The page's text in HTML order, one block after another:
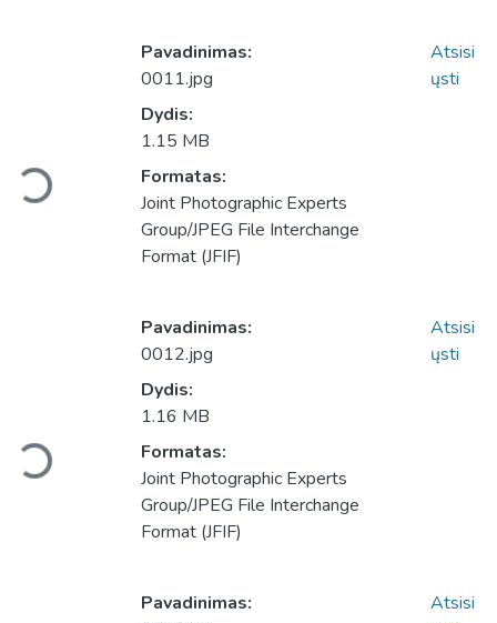
Įkeliama...
Pavadinimas:
0011.jpg
Dydis:
1.15 MB
Formatas:
Joint Photographic Experts
Group/JPEG File Interchange
Format (JFIF)
Atsisi
ųsti
Įkeliama...
Pavadinimas:
0012.jpg
Dydis:
1.16 MB
Formatas:
Joint Photographic Experts
Group/JPEG File Interchange
Format (JFIF)
Atsisi
ųsti
Pavadinimas:
Atsisi